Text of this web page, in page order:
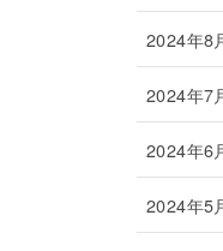
2024年8
2024年7
2024年6
2024年5